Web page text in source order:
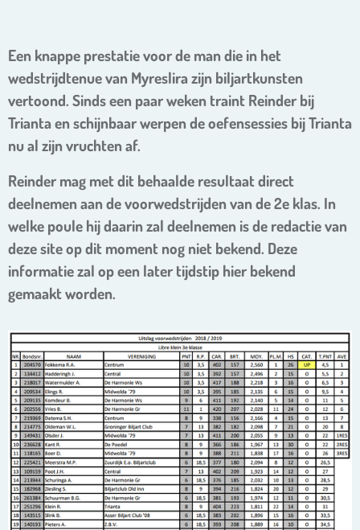
Een knappe prestatie voor de man die in het
wedstrijdtenue van Myreslira zijn biljartkunsten
vertoond. Sinds een paar weken traint Reinder bij
Trianta en schijnbaar werpen de oefensessies bij Trianta
nu al zijn vruchten af.
Reinder mag met dit behaalde resultaat direct
deelnemen aan de voorwedstrijden van de 2e klas. In
welke poule hij daarin zal deelnemen is de redactie van
deze site op dit moment nog niet bekend. Deze
informatie zal op een later tijdstip hier bekend
gemaakt worden.